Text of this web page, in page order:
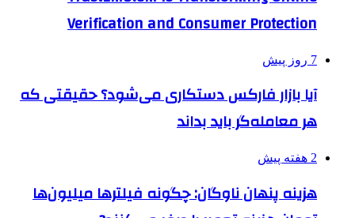
Verification and Consumer Protection
7 روز پیش
آیا بازار فارکس دستکاری می‌شود؟ حقیقتی که
هر معامله‌گر باید بداند
2 هفته پیش
هزینه پنهان ناوگان: چگونه فیلترها میلیون‌ها